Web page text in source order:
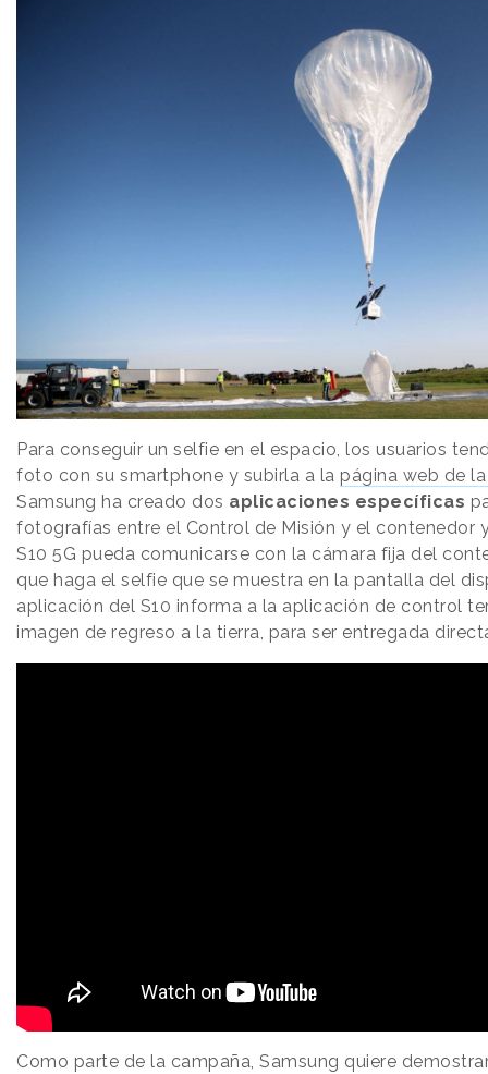
Para conseguir un selfie en el espacio, los usuarios
foto con su smartphone y subirla a la página web de
Samsung ha creado dos aplicaciones específicas
fotografías entre el Control de Misión y el contenedor
S10 5G pueda comunicarse con la cámara fija del
que haga el selfie que se muestra en la pantalla del
aplicación del S10 informa a la aplicación de control
imagen de regreso a la tierra, para ser entregada
Como parte de la campaña, Samsung quiere